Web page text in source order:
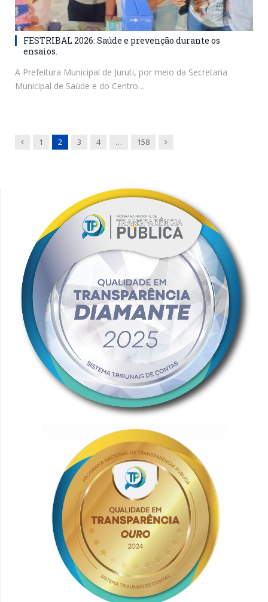
FESTRIBAL 2026: Saúde e prevenção durante os
ensaios.
A Prefeitura Municipal de Juruti, por meio da Secretaria
Municipal de Saúde e do Centro…
Previous
1 2 3 4 … 158 Next